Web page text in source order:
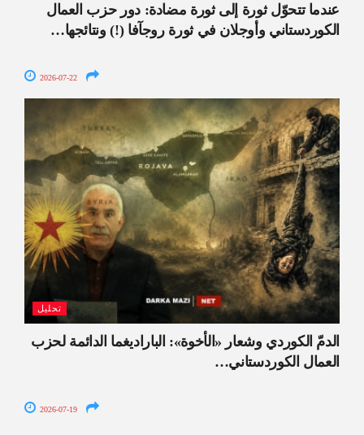
عندما تتحوّل ثورة إلى ثورة مضادة: دور حزب العمال
الكوردستاني وأوجلان في ثورة روجآفا (!) ونتائجها…
2026-07-22
تحليل
الدمّ الكوردي وشعار «الأخوة»: الباراديغما الدائمة لحزب
العمال الكوردستاني…
2026-07-19